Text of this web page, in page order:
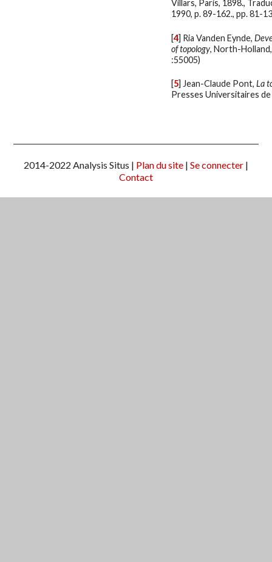
Villars, Paris, 1898.,
1990, p. 89-162., pp. 81-
[4] Ria Vanden Eynde,
of topology, North-
:55005)
[5] Jean-Claude Pont,La
Presses Universitaires
2014-2022 Analysis Situs | Plan du site | Se connecter |
Contact